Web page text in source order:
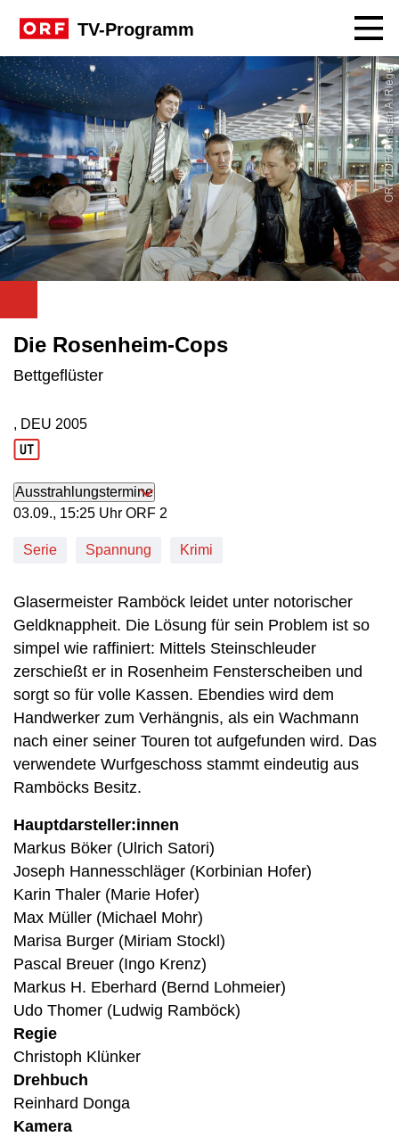
TV-Programm
ORF/ZDF/Christian A. Rieger
Die Rosenheim-Cops
Bettgeflüster
Produktionsland: DEU
, DEU
Produktionsjahr: 2005
2005
Ausstrahlungstermine
03. September, 15:25 Uhr in ORF 2
03.09., 15:25 Uhr ORF 2
Serie Spannung Krimi
Glasermeister Ramböck leidet unter notorischer
Geldknappheit. Die Lösung für sein Problem ist so
simpel wie raffiniert: Mittels Steinschleuder
zerschießt er in Rosenheim Fensterscheiben und
sorgt so für volle Kassen. Ebendies wird dem
Handwerker zum Verhängnis, als ein Wachmann
nach einer seiner Touren tot aufgefunden wird. Das
verwendete Wurfgeschoss stammt eindeutig aus
Ramböcks Besitz.
Hauptdarsteller:innen
Markus Böker (Ulrich Satori)
Joseph Hannesschläger (Korbinian Hofer)
Karin Thaler (Marie Hofer)
Max Müller (Michael Mohr)
Marisa Burger (Miriam Stockl)
Pascal Breuer (Ingo Krenz)
Markus H. Eberhard (Bernd Lohmeier)
Udo Thomer (Ludwig Ramböck)
Regie
Christoph Klünker
Drehbuch
Reinhard Donga
Kamera